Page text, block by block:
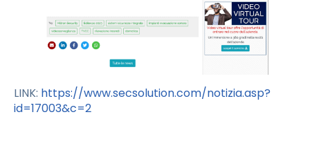
LINK: https://www.secsolution.com/notizia.asp?
id=17003&c=2